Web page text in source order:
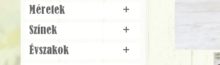
Méretek
+
Színek
+
Évszakok
+